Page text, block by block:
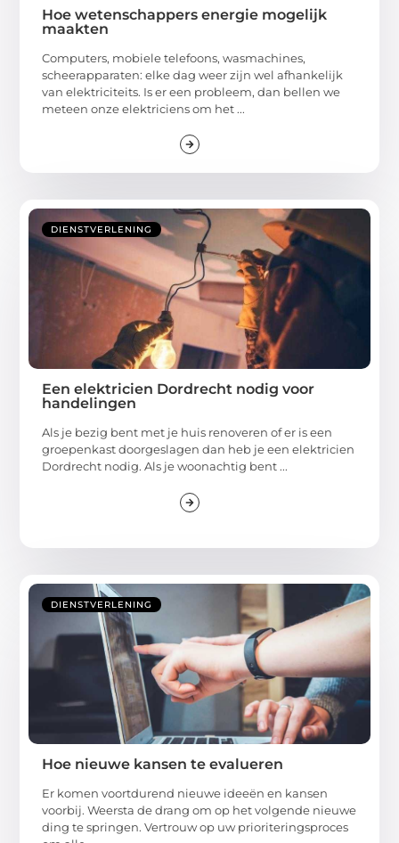
Hoe wetenschappers energie mogelijk
maakten
Computers, mobiele telefoons, wasmachines,
scheerapparaten: elke dag weer zijn wel afhankelijk
van elektriciteits. Is er een probleem, dan bellen we
meteen onze elektriciens om het ...
DIENSTVERLENING
Een elektricien Dordrecht nodig voor
handelingen
Als je bezig bent met je huis renoveren of er is een
groepenkast doorgeslagen dan heb je een elektricien
Dordrecht nodig. Als je woonachtig bent ...
DIENSTVERLENING
Hoe nieuwe kansen te evalueren
Er komen voortdurend nieuwe ideeën en kansen
voorbij. Weersta de drang om op het volgende nieuwe
ding te springen. Vertrouw op uw prioriteringsproces